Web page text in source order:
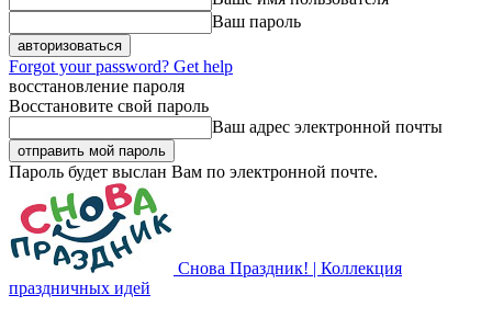
Ваш пароль
Forgot your password? Get help
восстановление пароля
Восстановите свой пароль
Ваш адрес электронной почты
Пароль будет выслан Вам по электронной почте.
Снова Праздник! | Коллекция
праздничных идей